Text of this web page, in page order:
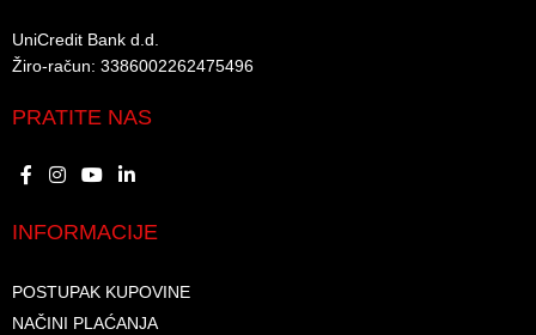
UniCredit Bank d.d.​
Žiro-račun: 3386002262475496​​
PRATITE NAS
INFORMACIJE
POSTUPAK KUPOVINE
NAČINI PLAĆANJA